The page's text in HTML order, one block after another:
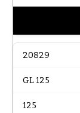
20829
GL 125
125